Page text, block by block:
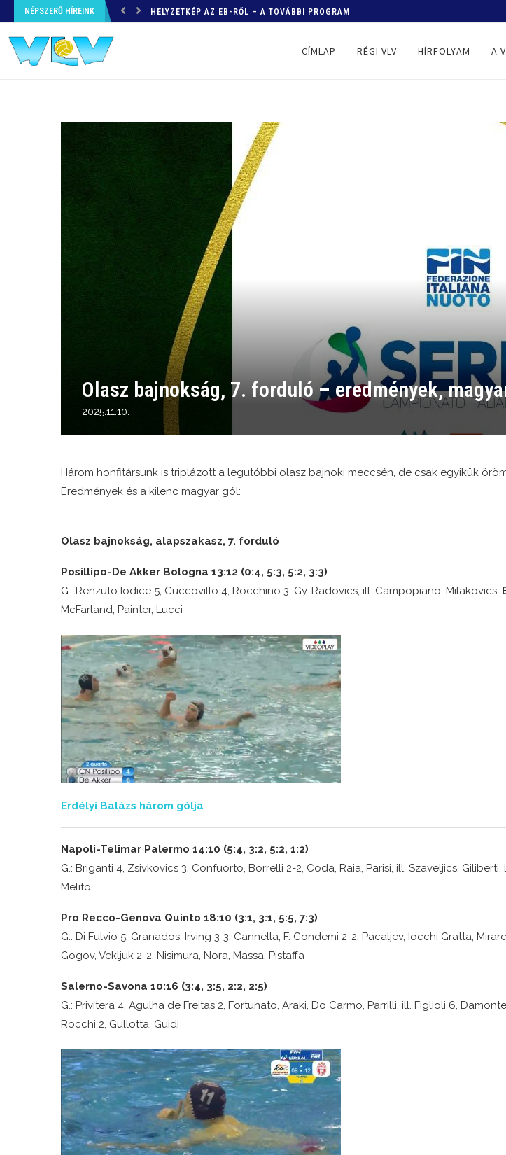
NÉPSZERŰ HÍREINK HELYZETKÉP AZ EB-RŐL – A TOVÁBBI PROGRAM
CÍMLAP RÉGI VLV HÍRFOLYAM A
Olasz bajnokság, 7. forduló – eredmények,
2025.11.10.
Három honfitársunk is triplázott a legutóbbi olasz bajnoki meccsén, de csak egyikük
Eredmények és a kilenc magyar gól:
Olasz bajnokság, alapszakasz, 7. forduló
Posillipo-De Akker Bologna 13:12 (0:4, 5:3, 5:2, 3:3)
G.: Renzuto Iodice 5, Cuccovillo 4, Rocchino 3, Gy. Radovics, ill. Campopiano, Milakovics,
McFarland, Painter, Lucci
Erdélyi Balázs három gólja
Napoli-Telimar Palermo 14:10 (5:4, 3:2, 5:2, 1:2)
G.: Briganti 4, Zsivkovics 3, Confuorto, Borrelli 2-2, Coda, Raia, Parisi, ill. Szaveljics,
Melito
Pro Recco-Genova Quinto 18:10 (3:1, 3:1, 5:5, 7:3)
G.: Di Fulvio 5, Granados, Irving 3-3, Cannella, F. Condemi 2-2, Pacaljev, Iocchi Gratta,
Gogov, Vekljuk 2-2, Nisimura, Nora, Massa, Pistaffa
Salerno-Savona 10:16 (3:4, 3:5, 2:2, 2:5)
G.: Privitera 4, Agulha de Freitas 2, Fortunato, Araki, Do Carmo, Parrilli, ill. Figlioli 6,
Rocchi 2, Gullotta, Guidi